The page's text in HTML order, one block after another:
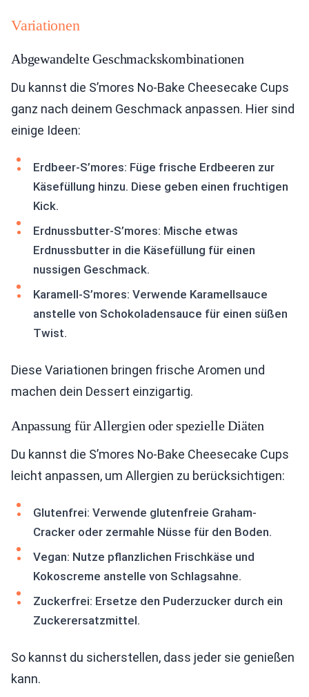
Variationen
Abgewandelte Geschmackskombinationen
Du kannst die S’mores No-Bake Cheesecake Cups
ganz nach deinem Geschmack anpassen. Hier sind
einige Ideen:
Erdbeer-S’mores: Füge frische Erdbeeren zur
Käsefüllung hinzu. Diese geben einen fruchtigen
Kick.
Erdnussbutter-S’mores: Mische etwas
Erdnussbutter in die Käsefüllung für einen
nussigen Geschmack.
Karamell-S’mores: Verwende Karamellsauce
anstelle von Schokoladensauce für einen süßen
Twist.
Diese Variationen bringen frische Aromen und
machen dein Dessert einzigartig.
Anpassung für Allergien oder spezielle Diäten
Du kannst die S’mores No-Bake Cheesecake Cups
leicht anpassen, um Allergien zu berücksichtigen:
Glutenfrei: Verwende glutenfreie Graham-
Cracker oder zermahle Nüsse für den Boden.
Vegan: Nutze pflanzlichen Frischkäse und
Kokoscreme anstelle von Schlagsahne.
Zuckerfrei: Ersetze den Puderzucker durch ein
Zuckerersatzmittel.
So kannst du sicherstellen, dass jeder sie genießen
kann.